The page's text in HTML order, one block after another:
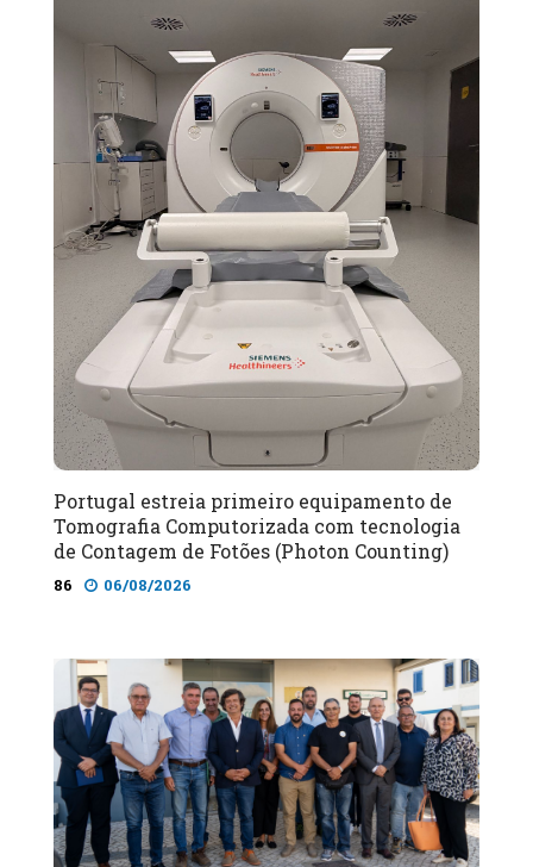
Portugal estreia primeiro equipamento de
Tomografia Computorizada com tecnologia
de Contagem de Fotões (Photon Counting)
86 06/08/2026